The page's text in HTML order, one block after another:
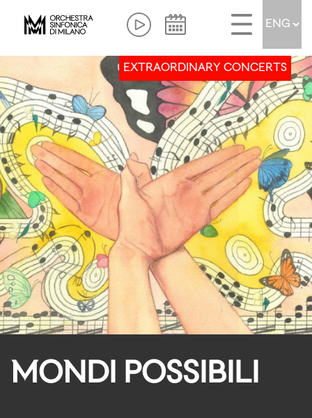
EXTRAORDINARY CONCERTS
MONDI POSSIBILI